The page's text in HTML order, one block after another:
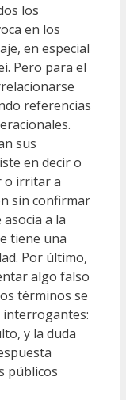
los
en los
en especial
Pero para el
referencias
sus
en decir o
o irritar a
sin confirmar
a la
tiene una
Por último,
algo falso
términos se
interrogantes:
y la duda
públicos